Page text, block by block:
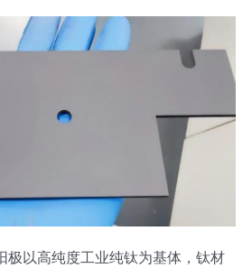
极以高纯度工业纯钛为基体，钛材